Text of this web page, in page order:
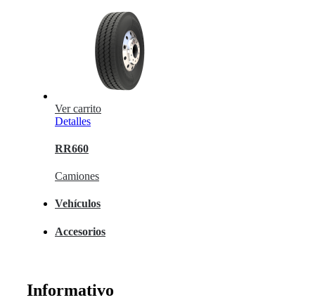
Ver carrito
Detalles
RR660
Camiones
Vehículos
Accesorios
Informativo